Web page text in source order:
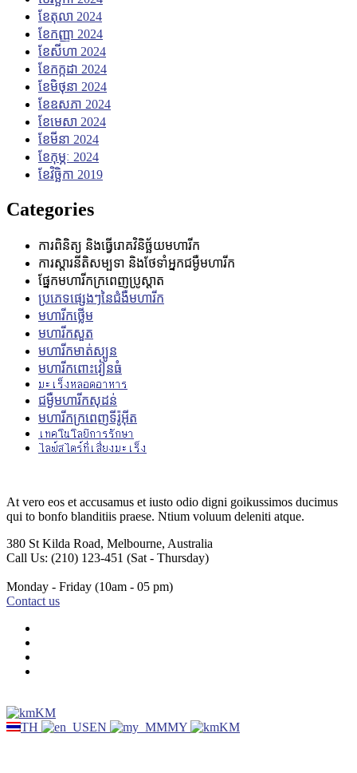
ខែ​តុលា 2024
ខែ​កញ្ញា 2024
ខែ​សីហា 2024
ខែ​កក្កដា 2024
ខែ​មិថុនា 2024
ខែ​ឧសភា 2024
ខែ​មេសា 2024
ខែ​មីនា 2024
ខែ​កុម្ភៈ 2024
ខែ​វិច្ឆិកា 2019
Categories
ការពិនិត្យ និងធ្វើរោគវិនិច្ឆ័យមហារីក
ការស្តារនីតិសម្បទា និងថែទាំអ្នកជម្ងឺមហារីក
ផ្នែកមហារីកក្រពេញប្រូស្តាត
ប្រភេទផ្សេងៗនៃជំងឺមហារីក
មហារីកថ្លើម
មហារីក​សួត
មហារីកមាត់ស្បូន
មហារីកពោះវៀនធំ
มะเร็งหลอดอาหาร
ជម្ងឺ​មហារីក​សុដន់
មហារីកក្រពេញទីរ៉ូអ៊ីត
เทคโนโลยีการรักษา
ไลฟ์สไตร์ที่เสี่ยงมะเร็ง
At vero eos et accusamus et iusto odio digni goikussimos ducimus
qui to bonfo blanditiis praese. Ntium voluum deleniti atque.
380 St Kilda Road, Melbourne, Australia
Call Us: (210) 123-451 (Sat - Thursday)
Monday - Friday (10am - 05 pm)
Contact us
KM
TH
EN MY KM